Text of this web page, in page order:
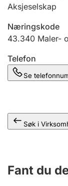
Offentlig
Aksjeselskap
Næringskode
43.340 Maler-
Telefon
Se
Søk i
Fant du